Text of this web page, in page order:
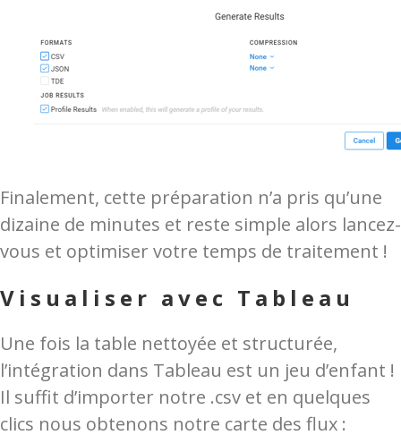
Finalement, cette préparation n’a pris qu’une
dizaine de minutes et reste simple alors lancez-
vous et optimiser votre temps de traitement !
Visualiser avec Tableau
Une fois la table nettoyée et structurée,
l’intégration dans Tableau est un jeu d’enfant !
Il suffit d’importer notre .csv et en quelques
clics nous obtenons notre carte des flux :